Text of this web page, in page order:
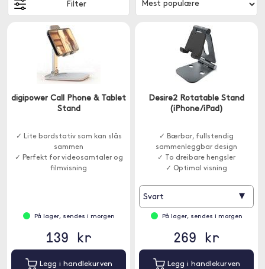
Filter
digipower Call Phone & Tablet
Stand
✓ Lite bordstativ som kan slås
sammen
✓ Perfekt for videosamtaler og
filmvisning
På lager, sendes i morgen
139 kr
Legg i handlekurven
Desire2 Rotatable Stand
(iPhone/iPad)
✓ Bærbar, fullstendig
sammenleggbar design
✓ To dreibare hengsler
✓ Optimal visning
Svart ▾
På lager, sendes i morgen
269 kr
Legg i handlekurven